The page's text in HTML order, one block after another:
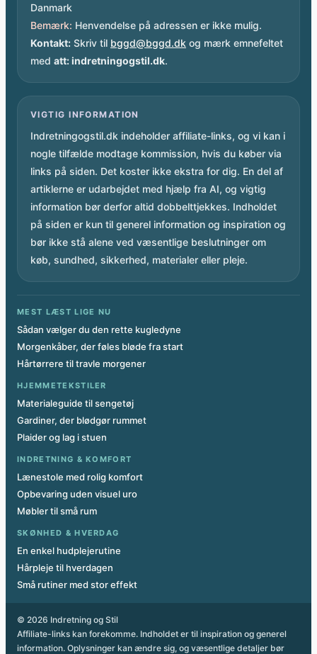
Danmark
Bemærk: Henvendelse på adressen er ikke mulig.
Kontakt: Skriv til bggd@bggd.dk og mærk emnefeltet
med att: indretningogstil.dk.
VIGTIG INFORMATION
Indretningogstil.dk indeholder affiliate-links, og vi kan i
nogle tilfælde modtage kommission, hvis du køber via
links på siden. Det koster ikke ekstra for dig. En del af
artiklerne er udarbejdet med hjælp fra AI, og vigtig
information bør derfor altid dobbelttjekkes. Indholdet
på siden er kun til generel information og inspiration og
bør ikke stå alene ved væsentlige beslutninger om
køb, sundhed, sikkerhed, materialer eller pleje.
MEST LÆST LIGE NU
Sådan vælger du den rette kugledyne
Morgenkåber, der føles bløde fra start
Hårtørrere til travle morgener
HJEMMETEKSTILER
Materialeguide til sengetøj
Gardiner, der blødgør rummet
Plaider og lag i stuen
INDRETNING & KOMFORT
Lænestole med rolig komfort
Opbevaring uden visuel uro
Møbler til små rum
SKØNHED & HVERDAG
En enkel hudplejerutine
Hårpleje til hverdagen
Små rutiner med stor effekt
© 2026 Indretning og Stil
Affiliate-links kan forekomme. Indholdet er til inspiration og generel
information. Oplysninger kan ændre sig, og væsentlige detaljer bør